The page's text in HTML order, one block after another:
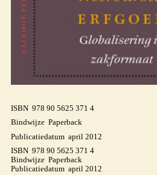
ISBN 978 90 5625 371 4
Bindwijze Paperback
Publicatiedatum april 2012
ISBN 978 90 5625 371 4
Bindwijze Paperback
Publicatiedatum april 2012